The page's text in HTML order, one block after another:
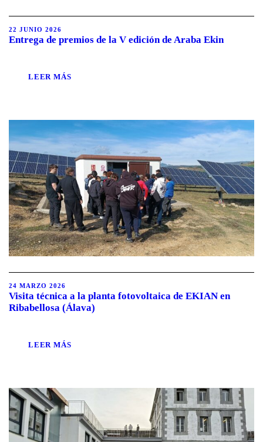
22 JUNIO 2026
Entrega de premios de la V edición de Araba Ekin
LEER MÁS
24 MARZO 2026
Visita técnica a la planta fotovoltaica de EKIAN en
Ribabellosa (Álava)
LEER MÁS